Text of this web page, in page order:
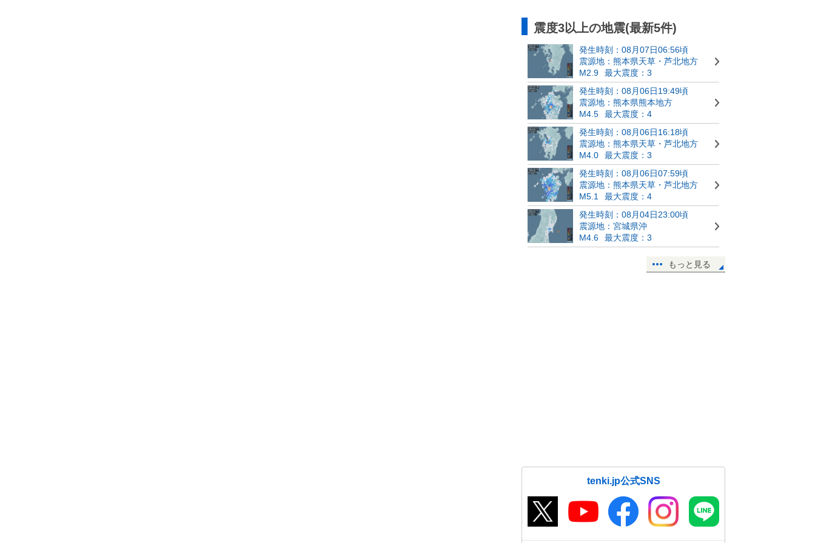
震度3以上の地震(最新5件)
発生時刻：08月07日06:56頃
震源地：熊本県天草・芦北地方
M2.9
最大震度：3
発生時刻：08月06日19:49頃
震源地：熊本県熊本地方
M4.5
最大震度：4
発生時刻：08月06日16:18頃
震源地：熊本県天草・芦北地方
M4.0
最大震度：3
発生時刻：08月06日07:59頃
震源地：熊本県天草・芦北地方
M5.1
最大震度：4
発生時刻：08月04日23:00頃
震源地：宮城県沖
M4.6
最大震度：3
もっと見る
tenki.jp公式SNS